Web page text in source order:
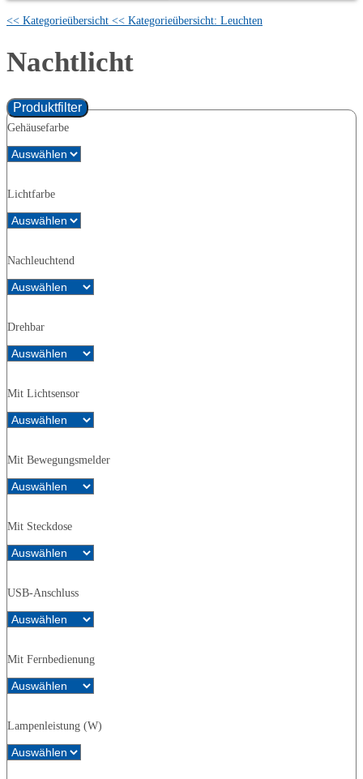
<< Kategorieübersicht << Kategorieübersicht: Leuchten
Nachtlicht
Produktfilter
Gehäusefarbe
Lichtfarbe
Nachleuchtend
Drehbar
Mit Lichtsensor
Mit Bewegungsmelder
Mit Steckdose
USB-Anschluss
Mit Fernbedienung
Lampenleistung (W)